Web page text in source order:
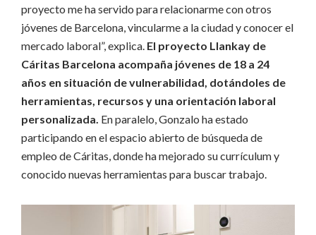
proyecto me ha servido para relacionarme con otros
jóvenes de Barcelona, ​​vincularme a la ciudad y conocer el
mercado laboral”, explica. El proyecto Llankay de
Cáritas Barcelona acompaña jóvenes de 18 a 24
años en situación de vulnerabilidad, dotándoles de
herramientas, recursos y una orientación laboral
personalizada. En paralelo, Gonzalo ha estado
participando en el espacio abierto de búsqueda de
empleo de Cáritas, donde ha mejorado su currículum y
conocido nuevas herramientas para buscar trabajo.